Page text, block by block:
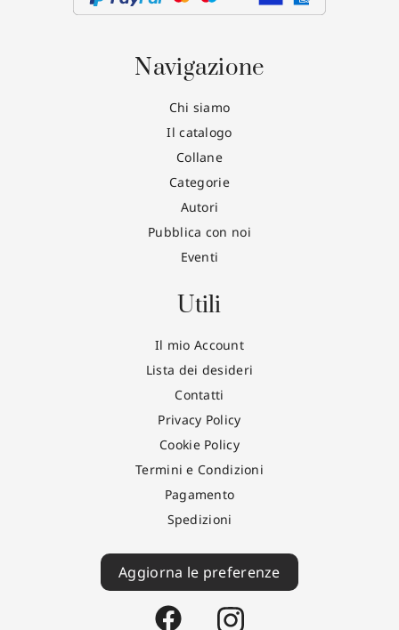
Navigazione
Chi siamo
Il catalogo
Collane
Categorie
Autori
Pubblica con noi
Eventi
Utili
Il mio Account
Lista dei desideri
Contatti
Privacy Policy
Cookie Policy
Termini e Condizioni
Pagamento
Spedizioni
Aggiorna le preferenze